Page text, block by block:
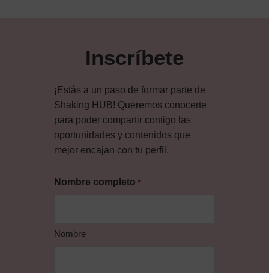
Inscríbete
¡Estás a un paso de formar parte de
Shaking HUB! Queremos conocerte
para poder compartir contigo las
oportunidades y contenidos que
mejor encajan con tu perfil.
Nombre completo *
Nombre